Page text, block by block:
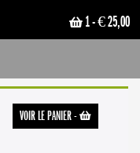
1- € 25,00
VOIR LE PANIER-